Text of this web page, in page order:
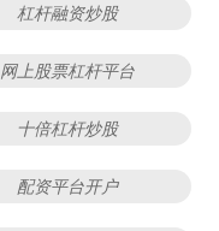
杠杆融资炒股
网上股票杠杆平台
十倍杠杆炒股
配资平台开户